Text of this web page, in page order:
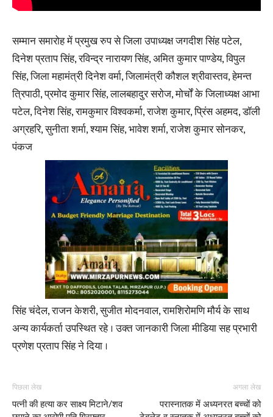
सम्मान समारोह में प्रमुख रुप से जिला उपाध्यक्ष जगदीश सिंह पटेल,
दिनेश प्रताप सिंह, रविन्द्र नारायण सिंह, अमित कुमार पाण्डेय, विपुल
सिंह, जिला महामंत्री दिनेश वर्मा, जिलामंत्री कौशल श्रीवास्तव, हेमन्त
त्रिपाठी, प्रमोद कुमार सिंह, लालबहादुर सरोज, मोर्चों के जिलाध्यक्ष आभा
पटेल, दिनेश सिंह, रामकुमार विश्वकर्मा, राजेश कुमार, प्रिंस अहमद, डॉली
अग्रहरि, सुनीता शर्मा, श्याम सिंह, भावेश शर्मा, राजेश कुमार सोनकर,
पंकज
सिंह चंदेल, राजन केशरी, सुजीत मोदनवाल, रामशिरोमणि मौर्य के साथ
अन्य कार्यकर्ता उपस्थित रहे । उक्त जानकारी जिला मीडिया सह प्रभारी
प्रणेश प्रताप सिंह ने दिया ।
पिछला लेख
पत्नी की हत्या कर साक्ष्य मिटाने/शव
अगला लेख
परास्नातक में अध्यनरत बच्चों को